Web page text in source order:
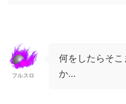
フルスロ
何をしたらそ
か…